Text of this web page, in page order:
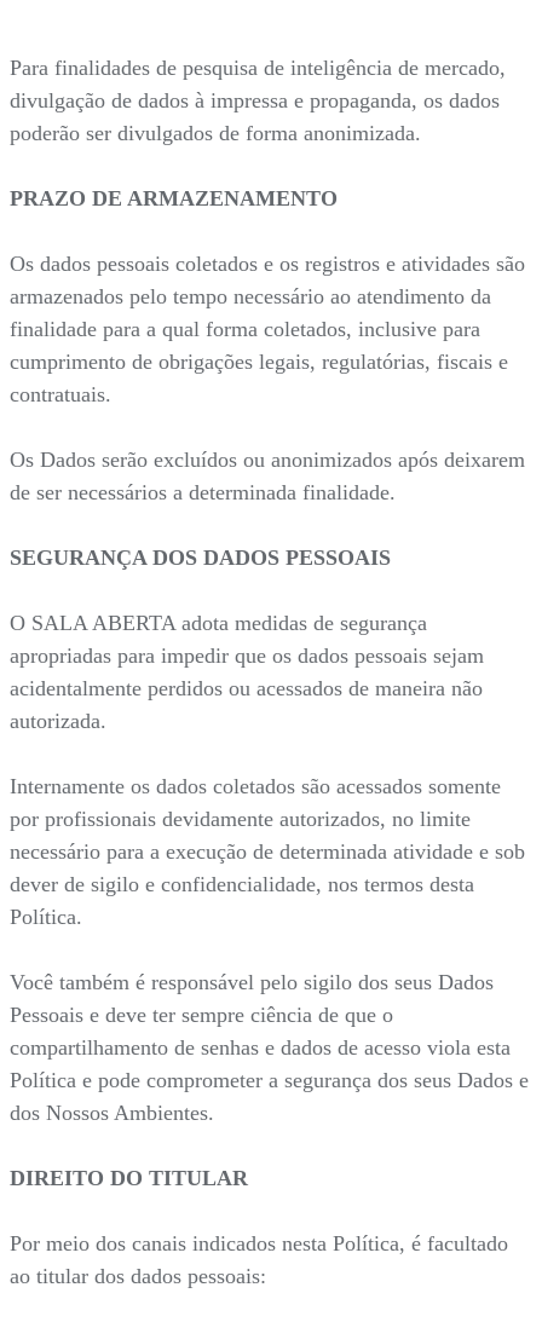
Para finalidades de pesquisa de inteligência de mercado,
divulgação de dados à impressa e propaganda, os dados
poderão ser divulgados de forma anonimizada.
PRAZO DE ARMAZENAMENTO
Os dados pessoais coletados e os registros e atividades são
armazenados pelo tempo necessário ao atendimento da
finalidade para a qual forma coletados, inclusive para
cumprimento de obrigações legais, regulatórias, fiscais e
contratuais.
Os Dados serão excluídos ou anonimizados após deixarem
de ser necessários a determinada finalidade.
SEGURANÇA DOS DADOS PESSOAIS
O SALA ABERTA adota medidas de segurança
apropriadas para impedir que os dados pessoais sejam
acidentalmente perdidos ou acessados de maneira não
autorizada.
Internamente os dados coletados são acessados somente
por profissionais devidamente autorizados, no limite
necessário para a execução de determinada atividade e sob
dever de sigilo e confidencialidade, nos termos desta
Política.
Você também é responsável pelo sigilo dos seus Dados
Pessoais e deve ter sempre ciência de que o
compartilhamento de senhas e dados de acesso viola esta
Política e pode comprometer a segurança dos seus Dados e
dos Nossos Ambientes.
DIREITO DO TITULAR
Por meio dos canais indicados nesta Política, é facultado
ao titular dos dados pessoais: